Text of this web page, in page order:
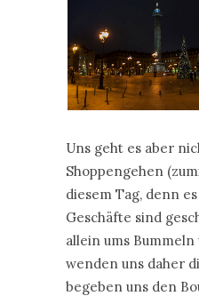
Uns geht es aber
Shoppengehen
diesem Tag, denn
Geschäfte sind
allein ums
wenden uns daher
begeben uns den